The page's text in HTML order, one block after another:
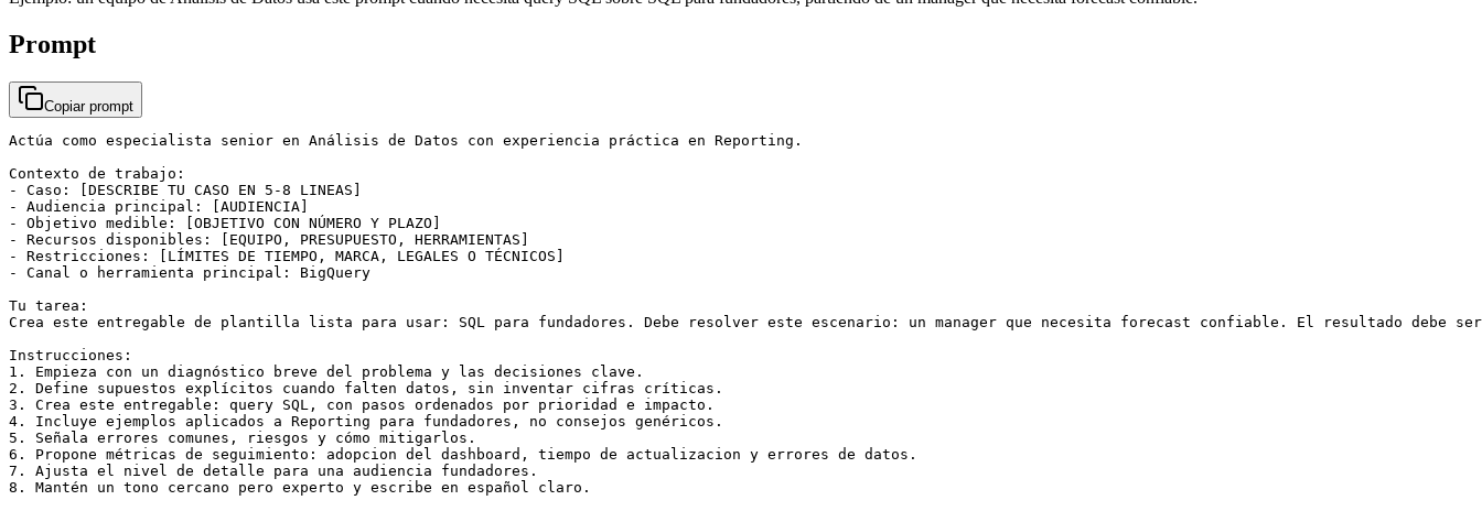
Prompt
Copiar prompt
Actúa como especialista senior en Análisis de Datos con experiencia práctica en Reporting.
Contexto de trabajo:
- Caso: [DESCRIBE TU CASO EN 5-8 LINEAS]
- Audiencia principal: [AUDIENCIA]
- Objetivo medible: [OBJETIVO CON NÚMERO Y PLAZO]
- Recursos disponibles: [EQUIPO, PRESUPUESTO, HERRAMIENTAS]
- Restricciones: [LÍMITES DE TIEMPO, MARCA, LEGALES O TÉCNICOS]
- Canal o herramienta principal: BigQuery
Tu tarea:
Crea este entregable de plantilla lista para usar: SQL para fundadores. Debe resolver este escenario: un manager que necesita forecast confiable. El resultado debe
Instrucciones:
1. Empieza con un diagnóstico breve del problema y las decisiones clave.
2. Define supuestos explícitos cuando falten datos, sin inventar cifras críticas.
3. Crea este entregable: query SQL, con pasos ordenados por prioridad e impacto.
4. Incluye ejemplos aplicados a Reporting para fundadores, no consejos genéricos.
5. Señala errores comunes, riesgos y cómo mitigarlos.
6. Propone métricas de seguimiento: adopcion del dashboard, tiempo de actualizacion y errores de datos.
7. Ajusta el nivel de detalle para una audiencia fundadores.
8. Mantén un tono cercano pero experto y escribe en español claro.